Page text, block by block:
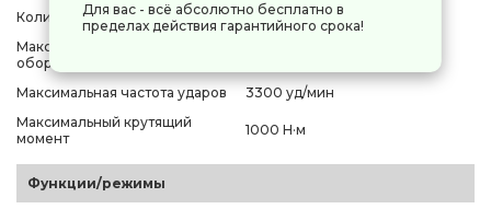
Количество скоростей
3 шт
Максимальное число
оборотов холостого хода
Максимальная частота ударов
3300 уд/мин
Максимальный крутящий
момент
1000 Н·м
Функции/режимы
Для вас - всё абсолютно бесплатно в
пределах действия гарантийного срока!